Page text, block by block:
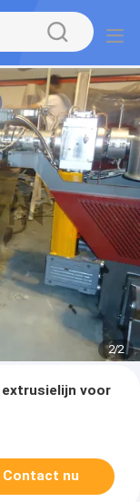
2/2
extrusielijn voor
Contact nu